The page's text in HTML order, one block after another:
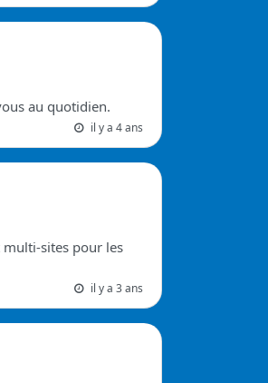
au quotidien.
il y a 4 ans
sites pour les
il y a 3 ans